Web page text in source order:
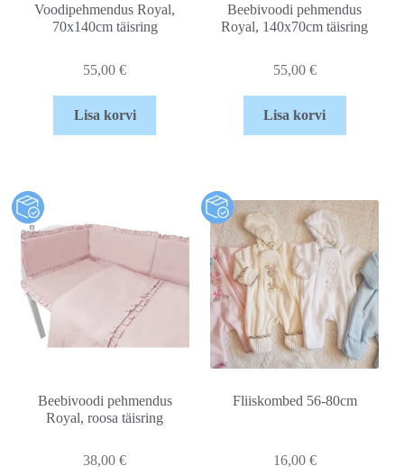
Voodipehmendus Royal,
70x140cm täisring
55,00€
Lisa korvi
Beebivoodi pehmendus
Royal, 140x70cm täisring
55,00 €
Lisa korvi
Beebivoodi pehmendus
Royal, roosa täisring
38,00€
Fliiskombed 56-80cm
16,00 €